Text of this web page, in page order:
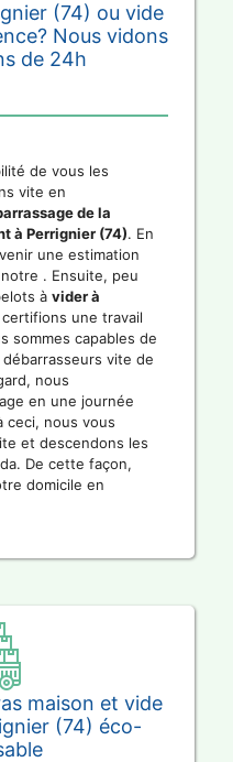
(74) ou vide
Nous vidons
de 24h
de vous les
vite en
de la
à Perrignier (74). En
une estimation
. Ensuite, peu
à vider à
une travail
sommes capables de
vite de
nous
en une journée
ceci, nous vous
et descendons les
De cette façon,
domicile en
maison et vide
(74) éco-